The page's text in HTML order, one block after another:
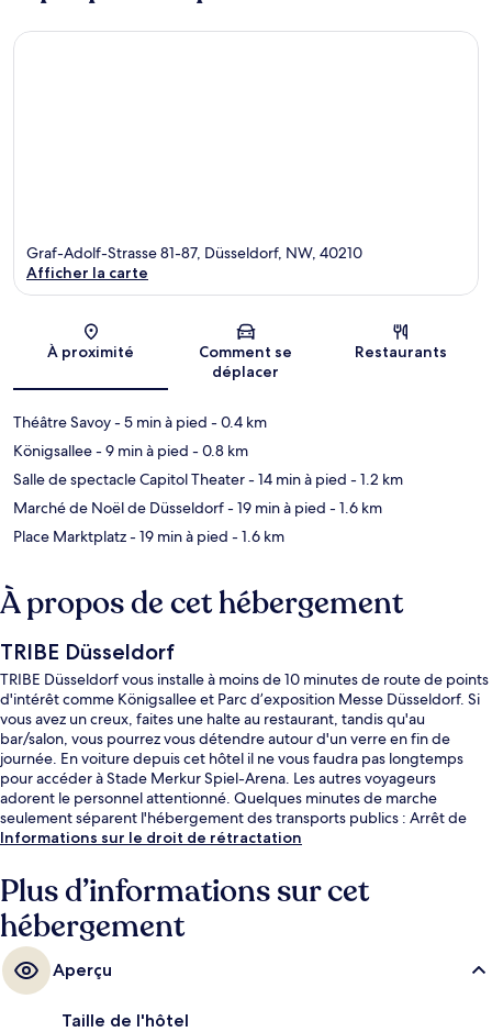
Carte
Graf-Adolf-Strasse 81-87, Düsseldorf, NW, 40210
Afficher la carte
À proximité
Comment se
déplacer
Restaurants
Théâtre Savoy- 5 min à pied - 0.4 km
Königsallee- 9 min à pied - 0.8 km
Salle de spectacle Capitol Theater- 14 min à pied - 1.2 km
Marché de Noël de Düsseldorf- 19 min à pied - 1.6 km
Place Marktplatz- 19 min à pied - 1.6 km
À propos de cet hébergement
TRIBE Düsseldorf
TRIBE Düsseldorf vous installe à moins de 10 minutes de route de points
d'intérêt comme Königsallee et Parc d’exposition Messe Düsseldorf. Si
vous avez un creux, faites une halte au restaurant, tandis qu'au
bar/salon, vous pourrez vous détendre autour d'un verre en fin de
journée. En voiture depuis cet hôtel il ne vous faudra pas longtemps
pour accéder à Stade Merkur Spiel-Arena. Les autres voyageurs
adorent le personnel attentionné. Quelques minutes de marche
seulement séparent l'hébergement des transports publics : Arrêt de
tram Stresemannplatz est accessible en quelques foulées et Arrêt de
Informations sur le droit de rétractation
Plus d’informations sur cet
hébergement
Aperçu
Taille de l'hôtel